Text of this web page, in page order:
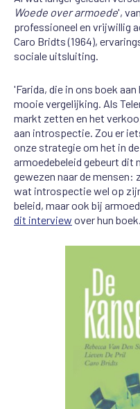
Woede over armoede',
professioneel en vrijwillig
Caro Bridts (1964),
sociale uitsluiting.
'Farida, die in ons boek
mooie vergelijking. Als
markt zetten en het
aan introspectie. Zou er
onze strategie om het in
armoedebeleid gebeurt dit
gewezen naar de mensen:
wat introspectie wel op
beleid, maar ook bij
dit interview over hun boek.